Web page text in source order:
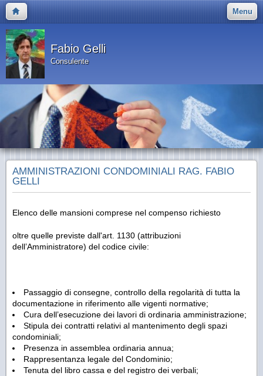
Menu
Fabio Gelli
Consulente
AMMINISTRAZIONI CONDOMINIALI RAG. FABIO
GELLI
Elenco delle mansioni comprese nel compenso richiesto
oltre quelle previste dall'art. 1130 (attribuzioni
dell’Amministratore) del codice civile:
Passaggio di consegne, controllo della regolarità di tutta la
documentazione in riferimento alle vigenti normative;
Cura dell’esecuzione dei lavori di ordinaria amministrazione;
Stipula dei contratti relativi al mantenimento degli spazi
condominiali;
Presenza in assemblea ordinaria annua;
Rappresentanza legale del Condominio;
Tenuta del libro cassa e del registro dei verbali;